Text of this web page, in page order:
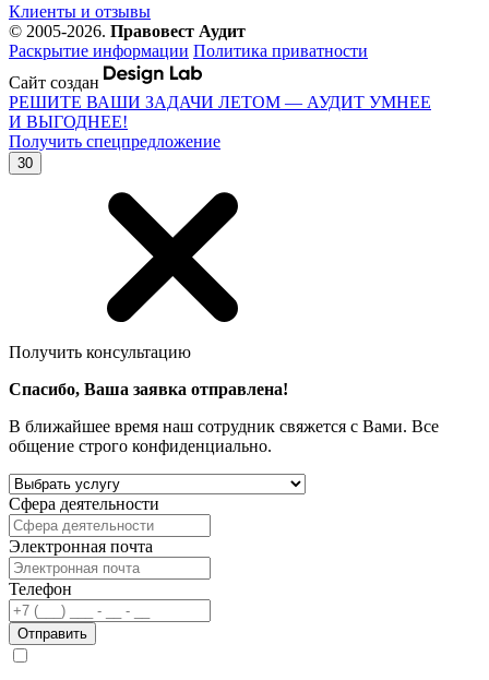
Клиенты и отзывы
© 2005-2026. Правовест Аудит
Раскрытие информации Политика приватности
Сайт создан
РЕШИТЕ ВАШИ ЗАДАЧИ ЛЕТОМ — АУДИТ УМНЕЕ
И ВЫГОДНЕЕ!
Получить спецпредложение
30
Получить консультацию
Спасибо, Ваша заявка отправлена!
В ближайшее время наш сотрудник свяжется с Вами. Все
общение строго конфиденциально.
Сфера деятельности
Электронная почта
Телефон
Отправить